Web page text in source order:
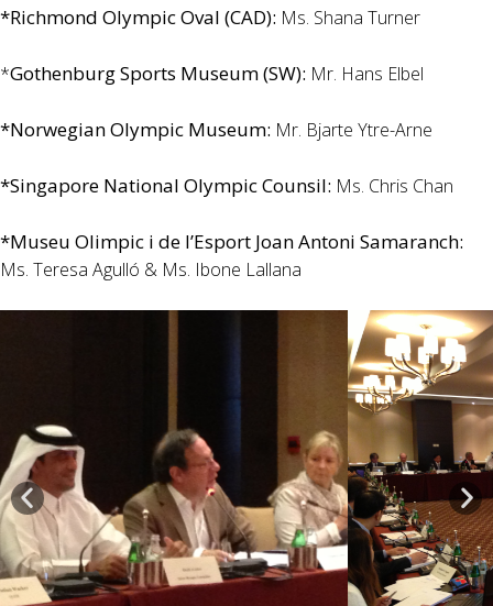
*Richmond Olympic Oval (CAD): Ms. Shana Turner
*Gothenburg Sports Museum (SW): Mr. Hans Elbel
*Norwegian Olympic Museum: Mr. Bjarte Ytre-Arne
*Singapore National Olympic Counsil: Ms. Chris Chan
*Museu Olimpic i de l’Esport Joan Antoni Samaranch:
Ms. Teresa Agulló & Ms. Ibone Lallana